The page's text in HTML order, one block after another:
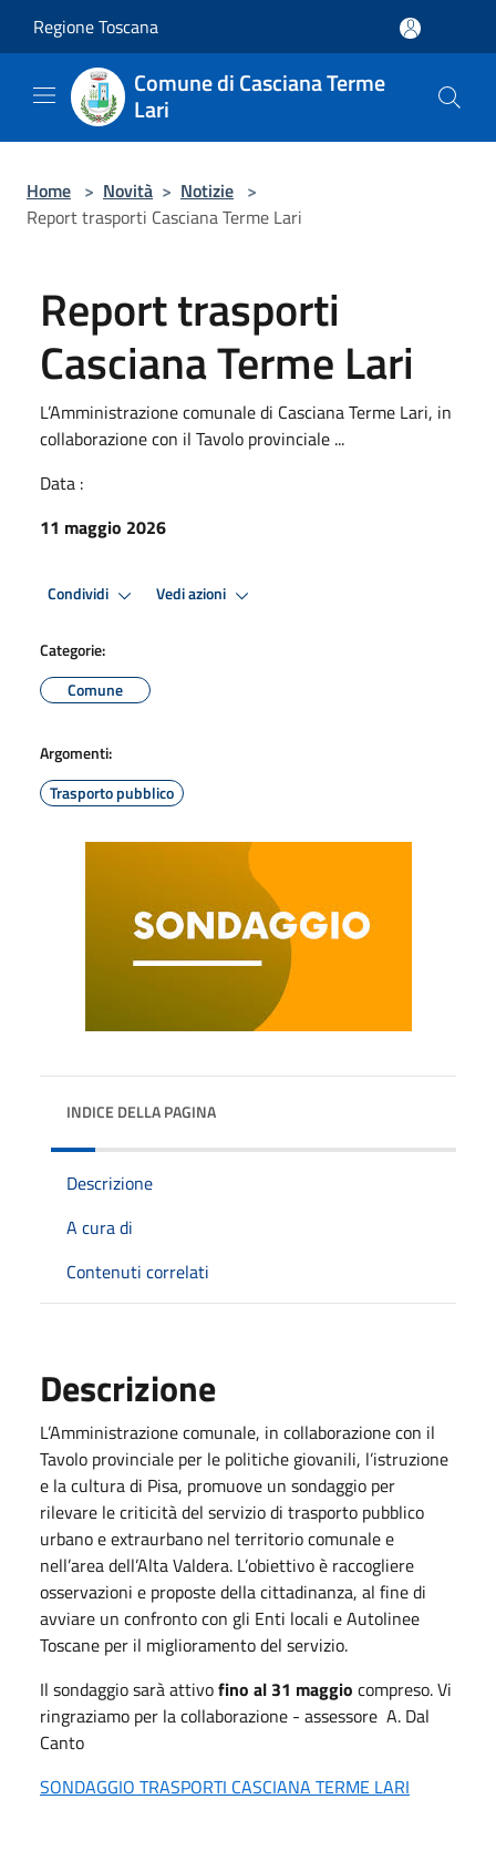
Regione Toscana
Comune di Casciana Terme
Lari
Home > Novità > Notizie >
Report trasporti Casciana Terme Lari
Report trasporti
Casciana Terme Lari
L’Amministrazione comunale di Casciana Terme Lari, in
collaborazione con il Tavolo provinciale ...
Data :
11 maggio 2026
Condividi Vedi azioni
Categorie:
Comune
Argomenti:
Trasporto pubblico
INDICE DELLA PAGINA
Descrizione
A cura di
Contenuti correlati
Descrizione
L’Amministrazione comunale, in collaborazione con il
Tavolo provinciale per le politiche giovanili, l’istruzione
e la cultura di Pisa, promuove un sondaggio per
rilevare le criticità del servizio di trasporto pubblico
urbano e extraurbano nel territorio comunale e
nell’area dell’Alta Valdera. L’obiettivo è raccogliere
osservazioni e proposte della cittadinanza, al fine di
avviare un confronto con gli Enti locali e Autolinee
Toscane per il miglioramento del servizio.
Il sondaggio sarà attivofino al 31 maggio compreso. Vi
ringraziamo per la collaborazione - assessore A. Dal
Canto
SONDAGGIO TRASPORTI CASCIANA TERME LARI